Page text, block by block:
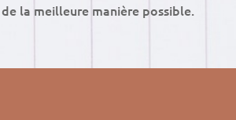
la meilleure manière possible.